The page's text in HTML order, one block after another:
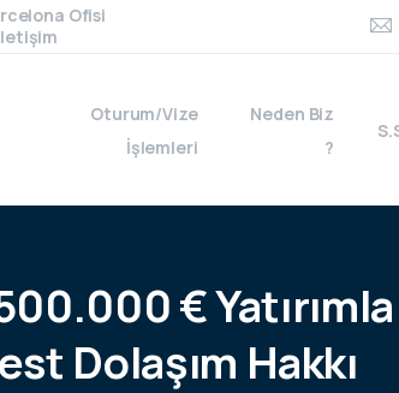
Ofisi
Oturum/Vize
İşlemleri
Neden Biz
?
€Yatırımla
Dolaşım Hakkı